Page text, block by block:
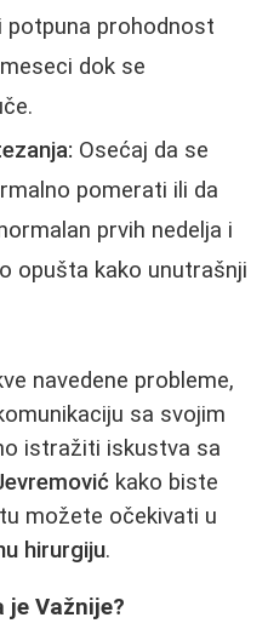
potpuna prohodnost
dok se
Osećaj da se
pomerati ili da
prvih nedelja i
opušta kako unutrašnji
navedene probleme,
sa svojim
istražiti iskustva sa
kako biste
možete očekivati u
hirurgiju.
je Važnije?